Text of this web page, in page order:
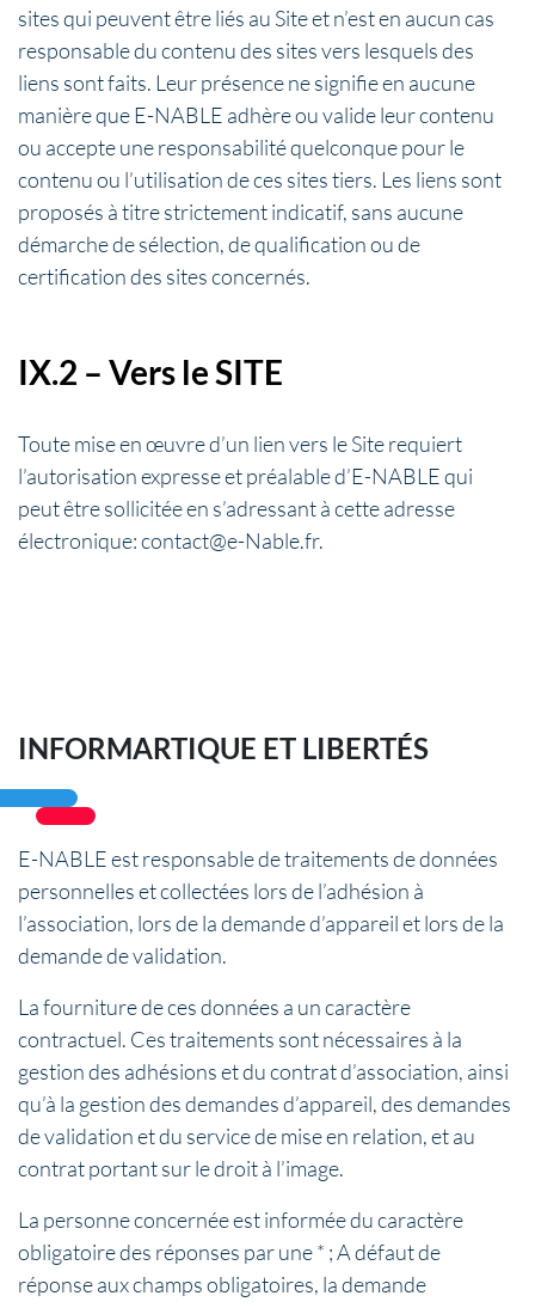
sites qui peuvent être liés au Site et n’est en aucun cas
responsable du contenu des sites vers lesquels des
liens sont faits. Leur présence ne signifie en aucune
manière que E-NABLE adhère ou valide leur contenu
ou accepte une responsabilité quelconque pour le
contenu ou l’utilisation de ces sites tiers. Les liens sont
proposés à titre strictement indicatif, sans aucune
démarche de sélection, de qualification ou de
certification des sites concernés.
IX.2 – Vers le SITE
Toute mise en œuvre d’un lien vers le Site requiert
l’autorisation expresse et préalable d’E-NABLE qui
peut être sollicitée en s’adressant à cette adresse
électronique: contact@e-Nable.fr.
INFORMARTIQUE ET LIBERTÉS
E-NABLE est responsable de traitements de données
personnelles et collectées lors de l’adhésion à
l’association, lors de la demande d’appareil et lors de la
demande de validation.
La fourniture de ces données a un caractère
contractuel. Ces traitements sont nécessaires à la
gestion des adhésions et du contrat d’association, ainsi
qu’à la gestion des demandes d’appareil, des demandes
de validation et du service de mise en relation, et au
contrat portant sur le droit à l’image.
La personne concernée est informée du caractère
obligatoire des réponses par une * ; A défaut de
réponse aux champs obligatoires, la demande